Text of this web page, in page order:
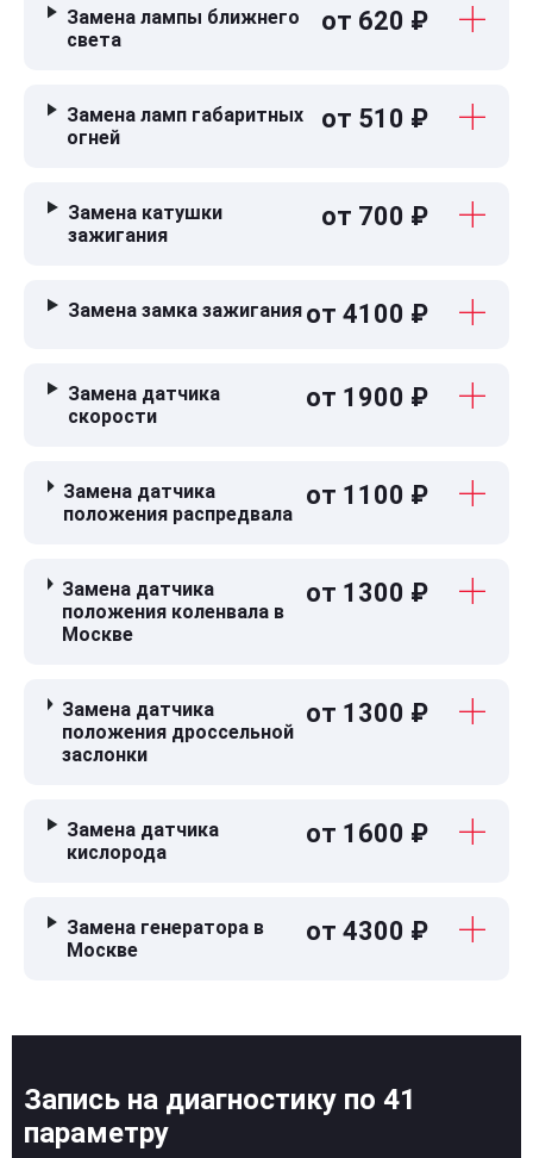
Замена лампы ближнего
света
от 620 ₽
Замена ламп габаритных
огней
от 510 ₽
Замена катушки
зажигания
от 700 ₽
Замена замка зажигания от 4100 ₽
Замена датчика
скорости
от 1900 ₽
Замена датчика
положения распредвала
от 1100 ₽
Замена датчика
положения коленвала в
Москве
от 1300 ₽
Замена датчика
положения дроссельной
заслонки
от 1300 ₽
Замена датчика
кислорода
от 1600 ₽
Замена генератора в
Москве
от 4300 ₽
Запись на диагностику по 41
параметру